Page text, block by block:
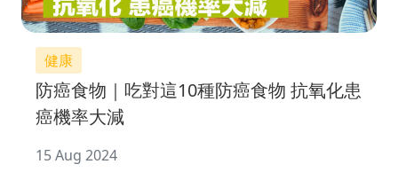
健康
防癌食物｜吃對這10種防癌食物 抗氧化患
癌機率大減
15 Aug 2024